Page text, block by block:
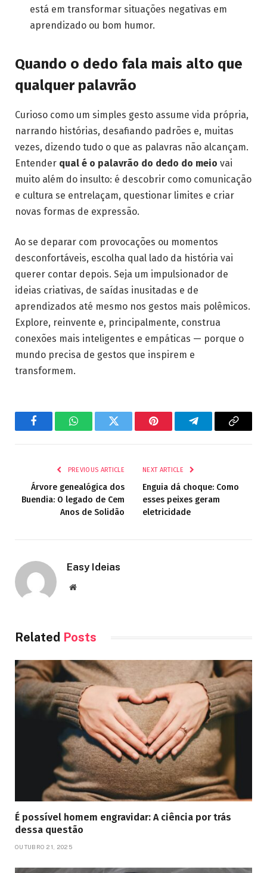
está em transformar situações negativas em
aprendizado ou bom humor.
Quando o dedo fala mais alto que
qualquer palavrão
Curioso como um simples gesto assume vida própria,
narrando histórias, desafiando padrões e, muitas
vezes, dizendo tudo o que as palavras não alcançam.
Entender qual é o palavrão do dedo do meio vai
muito além do insulto: é descobrir como comunicação
e cultura se entrelaçam, questionar limites e criar
novas formas de expressão.
Ao se deparar com provocações ou momentos
desconfortáveis, escolha qual lado da história vai
querer contar depois. Seja um impulsionador de
ideias criativas, de saídas inusitadas e de
aprendizados até mesmo nos gestos mais polêmicos.
Explore, reinvente e, principalmente, construa
conexões mais inteligentes e empáticas — porque o
mundo precisa de gestos que inspirem e
transformem.
FacebookWhatsAppTwitter Pinterest TelegramCopy
PREVIOUS ARTICLE
Árvore genealógica dos
Buendia: O legado de Cem
Anos de Solidão
NEXT ARTICLE
Enguia dá choque: Como
esses peixes geram
eletricidade
Easy Ideias
Website
Related Posts
É possível homem engravidar: A ciência por trás
dessa questão
OUTUBRO 21, 2025